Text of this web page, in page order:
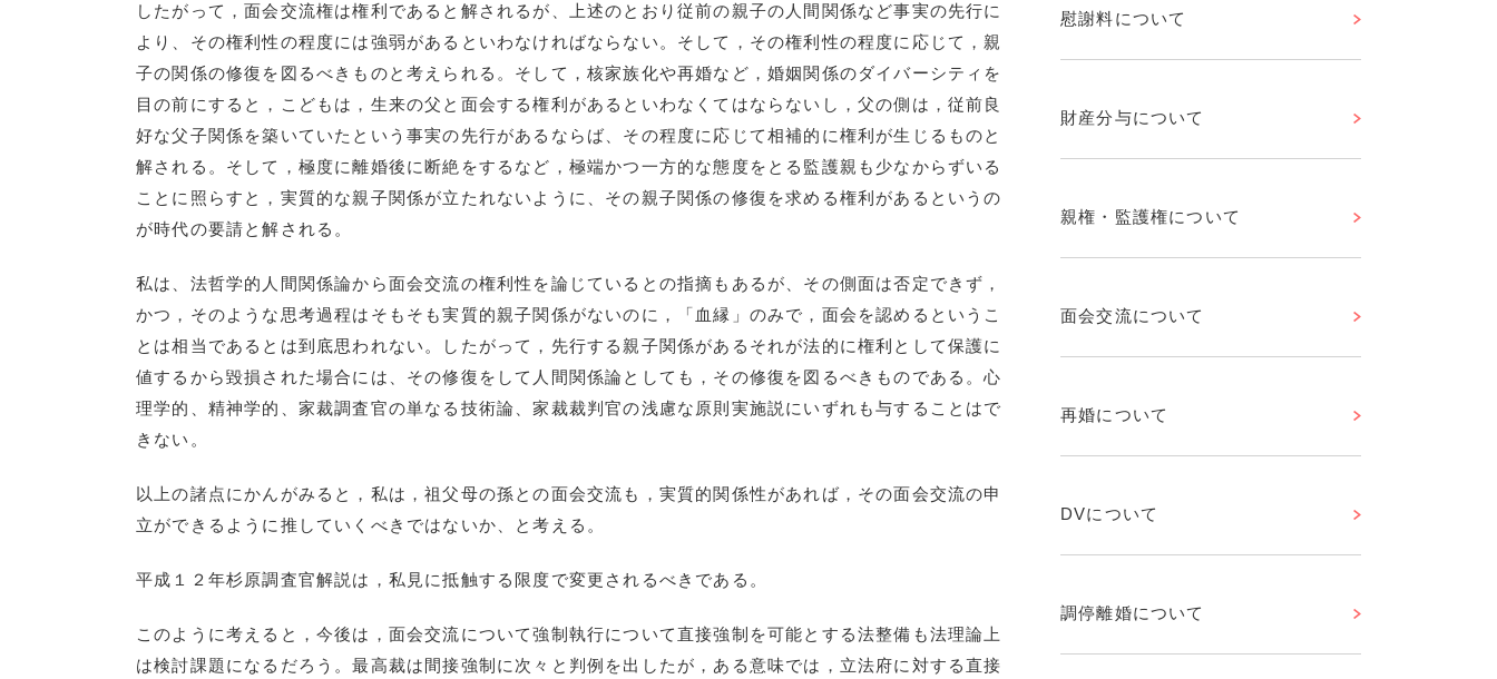
したがって，面会交流権は権利であると解されるが、上述のとおり従前の親子の人間関係など事実の先行に
より、その権利性の程度には強弱があるといわなければならない。そして，その権利性の程度に応じて，親
子の関係の修復を図るべきものと考えられる。そして，核家族化や再婚など，婚姻関係のダイバーシティを
目の前にすると，こどもは，生来の父と面会する権利があるといわなくてはならないし，父の側は，従前良
好な父子関係を築いていたという事実の先行があるならば、その程度に応じて相補的に権利が生じるものと
解される。そして，極度に離婚後に断絶をするなど，極端かつ一方的な態度をとる監護親も少なからずいる
ことに照らすと，実質的な親子関係が立たれないように、その親子関係の修復を求める権利があるというの
が時代の要請と解される。
私は、法哲学的人間関係論から面会交流の権利性を論じているとの指摘もあるが、その側面は否定できず，
かつ，そのような思考過程はそもそも実質的親子関係がないのに，「血縁」のみで，面会を認めるというこ
とは相当であるとは到底思われない。したがって，先行する親子関係があるそれが法的に権利として保護に
値するから毀損された場合には、その修復をして人間関係論としても，その修復を図るべきものである。心
理学的、精神学的、家裁調査官の単なる技術論、家裁裁判官の浅慮な原則実施説にいずれも与することはで
きない。
以上の諸点にかんがみると，私は，祖父母の孫との面会交流も，実質的関係性があれば，その面会交流の申
立ができるように推していくべきではないか、と考える。
平成１２年杉原調査官解説は，私見に抵触する限度で変更されるべきである。
このように考えると，今後は，面会交流について強制執行について直接強制を可能とする法整備も法理論上
は検討課題になるだろう。最高裁は間接強制に次々と判例を出したが，ある意味では，立法府に対する直接
慰謝料について
財産分与について
親権・監護権について
面会交流について
再婚について
DVについて
調停離婚について